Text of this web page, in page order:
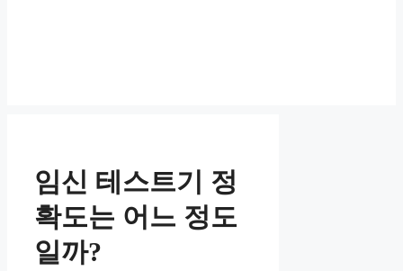
임신 테스트기 정
확도는 어느 정도
일까?